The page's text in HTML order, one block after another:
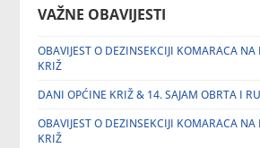
VAŽNE OBAVIJESTI
OBAVIJEST O DEZINSEKCIJI KOMARACA NA
KRIŽ
DANI OPĆINE KRIŽ & 14. SAJAM OBRTA I
OBAVIJEST O DEZINSEKCIJI KOMARACA NA
KRIŽ